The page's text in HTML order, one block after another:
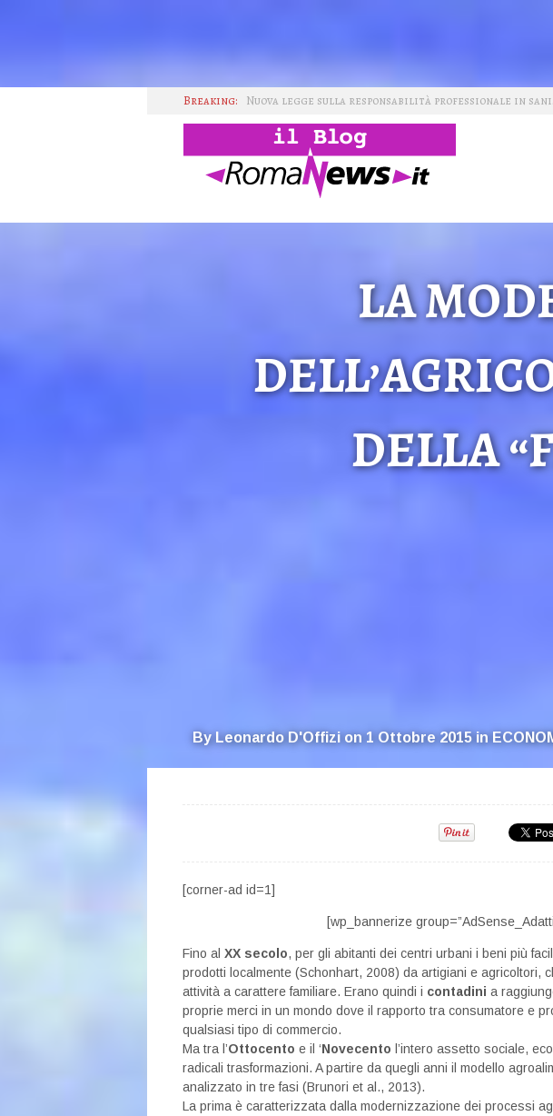
Breaking:
I GAS nella transizione tecnologica
L'importanza del consumo
Il consumo come pratica sociale
IMMAGINI WIKI TAG HTML
LA
DELLA
By Leonardo D'Offizi on 1 Ottobre 2015in
[corner-ad id=1]
[wp_bannerize
Fino al XX secolo, per gli abitanti dei centri urbani i beni più
prodotti localmente (Schonhart, 2008) da artigiani e agricoltori,
attività a carattere familiare. Erano quindi i contadini a
proprie merci in un mondo dove il rapporto tra consumatore e
qualsiasi tipo di commercio.
Ma tra l’Ottocento e il ‘Novecento l’intero assetto sociale,
radicali trasformazioni. A partire da quegli anni il modello
analizzato in tre fasi (Brunori et al., 2013).
La prima è caratterizzata dalla modernizzazione dei processi